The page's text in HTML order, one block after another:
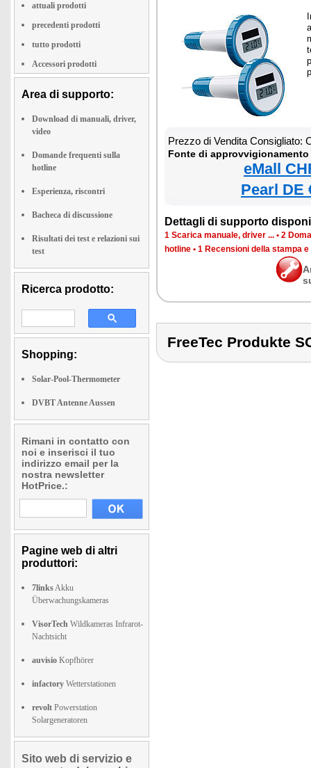
attuali prodotti
precedenti prodotti
tutto prodotti
Accessori prodotti
Area di supporto:
Download di manuali, driver,
video
Domande frequenti sulla
hotline
Esperienza, riscontri
Bacheca di discussione
Risultati dei test e relazioni sui
test
Ricerca prodotto:
Shopping:
Solar-Pool-Thermometer
DVBT Antenne Aussen
Rimani in contatto con
noi e inserisci il tuo
indirizzo email per la
nostra newsletter
HotPrice.:
Pagine web di altri
produttori:
7linksAkku
Überwachungskameras
VisorTech Wildkameras Infrarot-
Nachtsicht
auvisio Kopfhörer
infactory Wetterstationen
revolt Powerstation
Solargeneratoren
Sito web di servizio e
Prezzo di Vendita Consigliato:
Fonte di
eMall
Pearl DE
Dettagli di supporto
1 Scarica manuale, driver ... • 2
hotline • 1 Recensioni della stampa
FreeTec Produkte